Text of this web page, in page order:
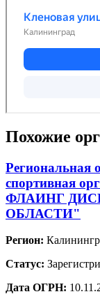
Похожие
Региональная
спортивная
ФЛАИНГ
ОБЛАСТИ"
Регион:
Статус:
Дата ОГРН: